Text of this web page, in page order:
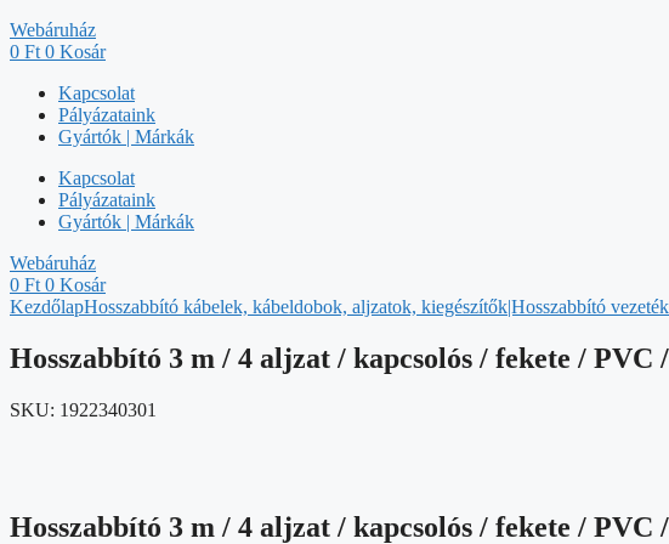
Webáruház
0 Ft 0 Kosár
Kapcsolat
Pályázataink
Gyártók | Márkák
Kapcsolat
Pályázataink
Gyártók | Márkák
Webáruház
0 Ft 0 Kosár
KezdőlapHosszabbító kábelek, kábeldobok, aljzatok, kiegészítők|Hosszabbító
Hosszabbító 3 m / 4 aljzat / kapcsolós / fekete / PVC
SKU: 1922340301
Hosszabbító 3 m / 4 aljzat / kapcsolós / fekete / PVC